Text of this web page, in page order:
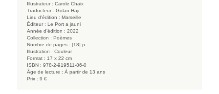
Illustrateur : Carole Chaix
Traducteur : Golan Haji
Lieu d'édition : Marseille
Éditeur : Le Port a jauni
Année d'édition : 2022
Collection : Poèmes
Nombre de pages : [18] p.
Illustration : Couleur
Format : 17 x 22 cm
ISBN : 978-2-919511-86-0
Âge de lecture : À partir de 13 ans
Prix : 9 €